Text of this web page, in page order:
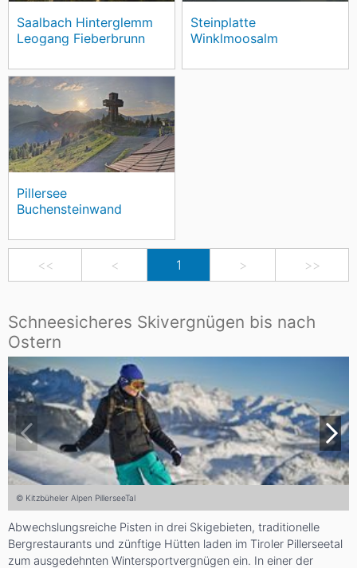
Saalbach Hinterglemm
Leogang Fieberbrunn
Steinplatte
Winklmoosalm
Pillersee
Buchensteinwand
<< < 1 > >>
Schneesicheres Skivergnügen bis nach
Ostern
© Kitzbüheler Alpen PillerseeTal
Abwechslungsreiche Pisten in drei Skigebieten, traditionelle
Bergrestaurants und zünftige Hütten laden im Tiroler Pillerseetal
zum ausgedehnten Wintersportvergnügen ein. In einer der